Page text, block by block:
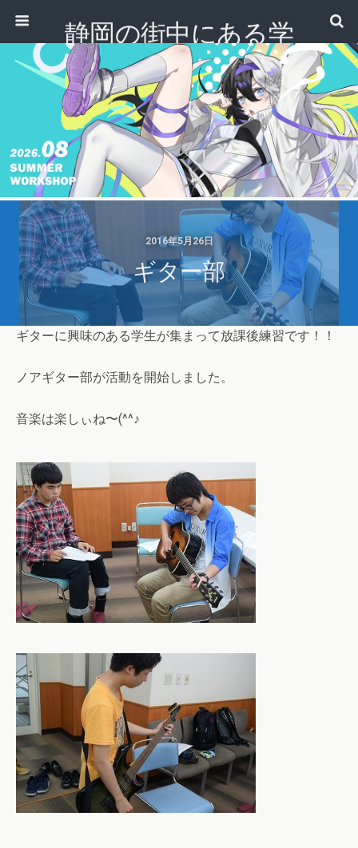
静岡の街中にある学
校｜専門学校 ノアデ
ザインカレッジ
2016年5月26日
ギター部
ギターに興味のある学生が集まって放課後練習です！！
ノアギター部が活動を開始しました。
音楽は楽しぃね〜(^^♪